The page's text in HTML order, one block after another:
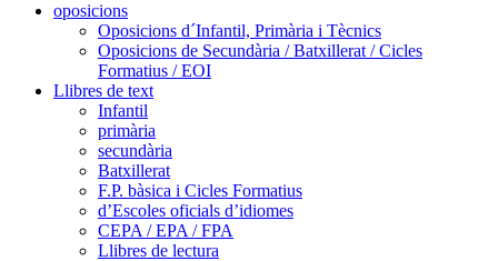
oposicions
Oposicions d´Infantil, Primària i Tècnics
Oposicions de Secundària / Batxillerat / Cicles
Formatius / EOI
Llibres de text
Infantil
primària
secundària
Batxillerat
F.P. bàsica i Cicles Formatius
d’Escoles oficials d’idiomes
CEPA / EPA / FPA
Llibres de lectura